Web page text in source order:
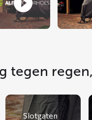
tegen
Slotgaten